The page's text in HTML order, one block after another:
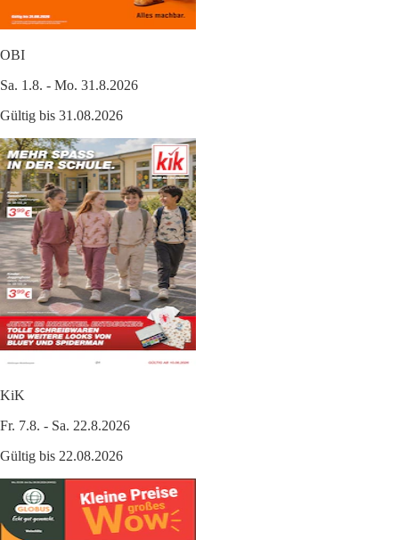
OBI
Sa. 1.8. - Mo. 31.8.2026
Gültig bis 31.08.2026
KiK
Fr. 7.8. - Sa. 22.8.2026
Gültig bis 22.08.2026